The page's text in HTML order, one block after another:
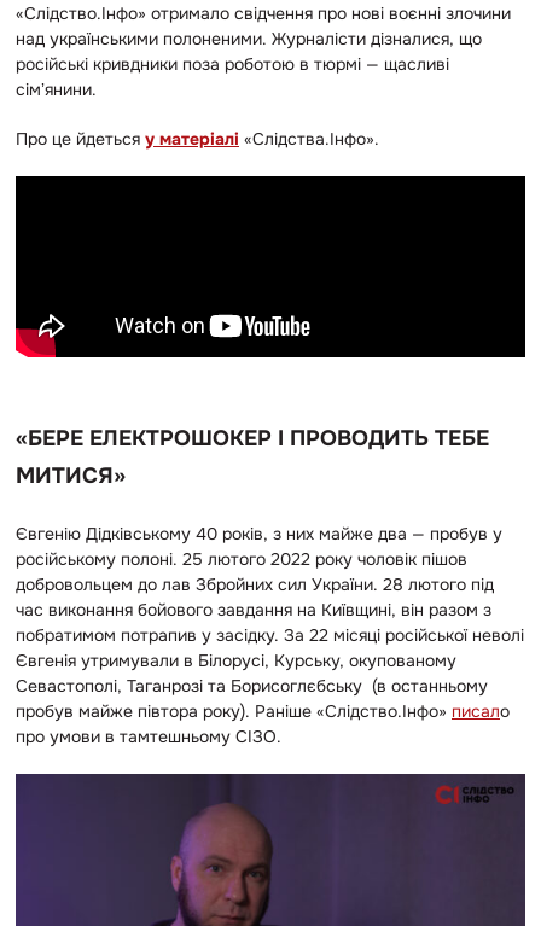
«Слідство.Інфо» отримало свідчення про нові воєнні злочини
над українськими полоненими. Журналісти дізналися, що
російські кривдники поза роботою в тюрмі — щасливі
сімʼянини.
Про це йдеться у матеріалі «Слідства.Інфо».
«БЕРЕ ЕЛЕКТРОШОКЕР І ПРОВОДИТЬ ТЕБЕ
МИТИСЯ»
Євгенію Дідківському 40 років, з них майже два — пробув у
російському полоні. 25 лютого 2022 року чоловік пішов
добровольцем до лав Збройних сил України. 28 лютого під
час виконання бойового завдання на Київщині, він разом з
побратимом потрапив у засідку. За 22 місяці російської неволі
Євгенія утримували в Білорусі, Курську, окупованому
Севастополі, Таганрозі та Борисоглєбську (в останньому
пробув майже півтора року). Раніше «Слідство.Інфо» писало
про умови в тамтешньому СІЗО.